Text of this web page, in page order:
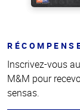
Inscrivez-vous
M&M pour
sensas.